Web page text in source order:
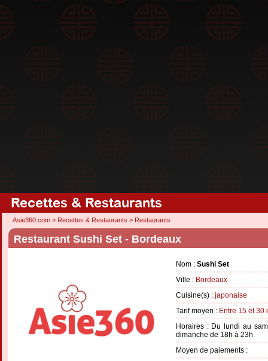
Recettes & Restaurants
Asie360.com > Recettes & Restaurants > Restaurants
Restaurant Sushi Set - Bordeaux
Nom : Sushi Set
Ville : Bordeaux
Cuisine(s) : japonaise
Tarif moyen : Entre 15 et 30
Horaires : Du lundi au
dimanche de 18h à 23h.
Moyen de paiements :